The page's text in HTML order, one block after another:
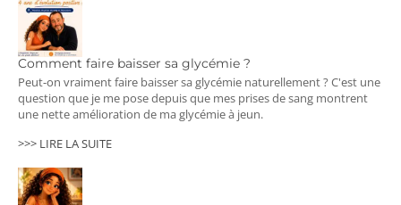
Comment faire baisser sa glycémie ?
Peut-on vraiment faire baisser sa glycémie naturellement ? C'est une
question que je me pose depuis que mes prises de sang montrent
une nette amélioration de ma glycémie à jeun.
>>> LIRE LA SUITE